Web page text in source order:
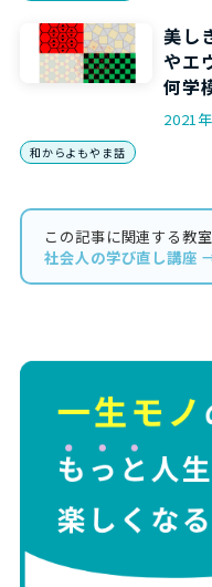
美し
やエ
何学
2021
和からよもやま話
この記事に関連する教
社会人の学び直し講座